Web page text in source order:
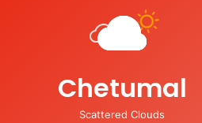
Chetumal
Scattered Clouds